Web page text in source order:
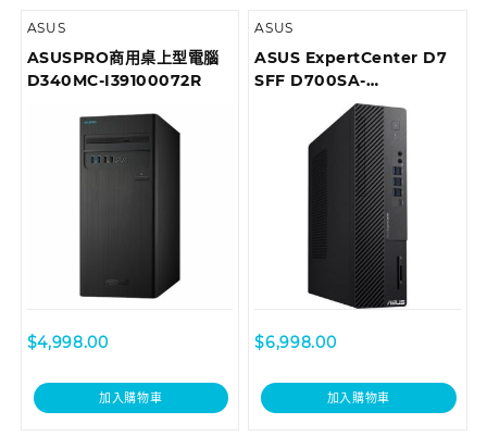
ASUS
ASUSPRO商用桌上型電腦
D340MC-I39100072R
$4,998.00
加入購物車
ASUS
ASUS ExpertCenter D7
SFF D700SA-
510400035T Desktop
$6,998.00
加入購物車